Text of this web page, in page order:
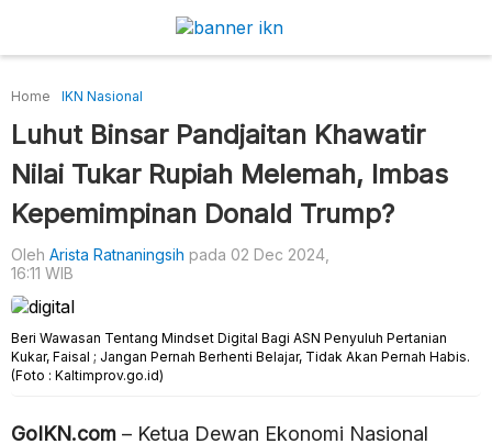
Home IKN Nasional
Luhut Binsar Pandjaitan Khawatir
Nilai Tukar Rupiah Melemah, Imbas
Kepemimpinan Donald Trump?
Oleh Arista Ratnaningsih pada 02 Dec 2024,
16:11 WIB
Beri Wawasan Tentang Mindset Digital Bagi ASN Penyuluh Pertanian
Kukar, Faisal ; Jangan Pernah Berhenti Belajar, Tidak Akan Pernah Habis.
(Foto : Kaltimprov.go.id)
GoIKN.com – Ketua Dewan Ekonomi Nasional